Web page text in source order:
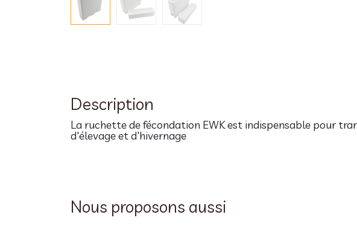
Description
La ruchette de fécondation EWK est indispensable pour
d'élevage et d'hivernage
Nous proposons aussi